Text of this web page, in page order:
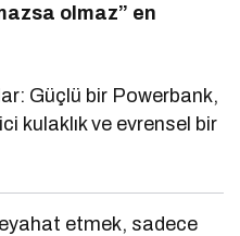
olmaz” en
Güçlü bir Powerbank,
kulaklık ve evrensel bir
etmek, sadece